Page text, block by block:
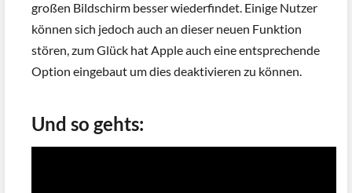
großen Bildschirm besser wiederfindet. Einige Nutzer
können sich jedoch auch an dieser neuen Funktion
stören, zum Glück hat Apple auch eine entsprechende
Option eingebaut um dies deaktivieren zu können.
Und so gehts: